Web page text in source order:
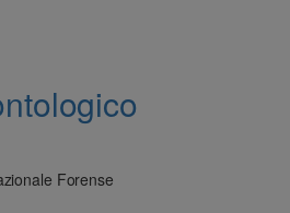
Forense